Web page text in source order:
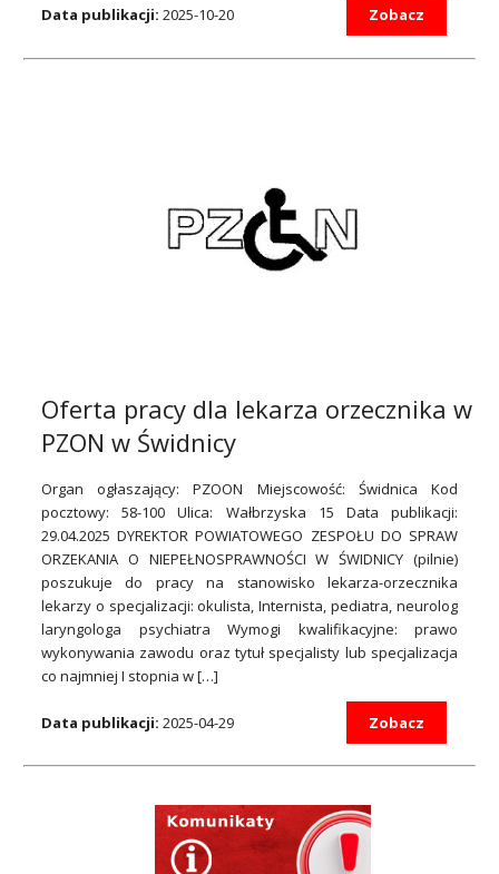
Data publikacji: 2025-10-20 Zobacz
Oferta pracy dla lekarza orzecznika w
PZON w Świdnicy
Organ ogłaszający: PZOON Miejscowość: Świdnica Kod
pocztowy: 58-100 Ulica: Wałbrzyska 15 Data publikacji:
29.04.2025 DYREKTOR POWIATOWEGO ZESPOŁU DO SPRAW
ORZEKANIA O NIEPEŁNOSPRAWNOŚCI W ŚWIDNICY (pilnie)
poszukuje do pracy na stanowisko lekarza-orzecznika
lekarzy o specjalizacji: okulista, Internista, pediatra, neurolog
laryngologa psychiatra Wymogi kwalifikacyjne: prawo
wykonywania zawodu oraz tytuł specjalisty lub specjalizacja
co najmniej I stopnia w […]
Data publikacji: 2025-04-29 Zobacz